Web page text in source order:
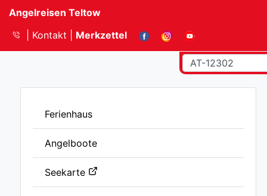
Angelreisen Teltow
Kontakt
Merkzettel
Ferienhaus
Angelboote
Seekarte